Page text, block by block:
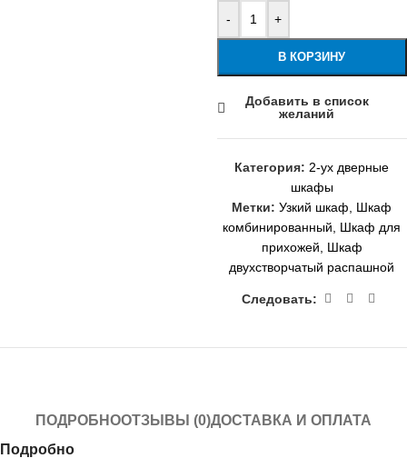
- +
В КОРЗИНУ
Добавить в список
желаний
Категория: 2-ух дверные
шкафы
Метки: Узкий шкаф
Шкаф
комбинированный
Шкаф для
прихожей
Шкаф
двухстворчатый распашной
Следовать:
ПОДРОБНООТЗЫВЫ (0)ДОСТАВКА И ОПЛАТА
Подробно